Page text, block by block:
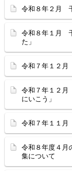
令和８年２月
令和８年１月
た」
令和７年１２
令和７年１２
にいこう」
令和７年１１月
令和８年度４月
集について